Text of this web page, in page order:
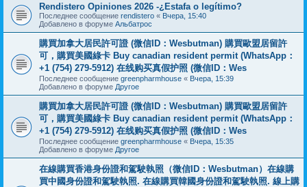
Rendistero Opiniones 2026 -¿Estafa o legítimo?
Последнее сообщение rendistero « Вчера, 15:40
Добавлено в форуме Альбатрос
購買加拿大居民許可證 (微信ID：Wesbutman) 購買歐盟居留許
可，購買美國綠卡 Buy canadian resident permit (WhatsApp：
+1 (754) 279-5912) 在线购买真假护照 (微信ID：Wes
Последнее сообщение greenpharmhouse « Вчера, 15:39
Добавлено в форуме Другое
購買加拿大居民許可證 (微信ID：Wesbutman) 購買歐盟居留許
可，購買美國綠卡 Buy canadian resident permit (WhatsApp：
+1 (754) 279-5912) 在线购买真假护照 (微信ID：Wes
Последнее сообщение greenpharmhouse « Вчера, 15:35
Добавлено в форуме Другое
在線購買香港身份證和駕駛執照（微信ID：Wesbutman）在線購
買中國身份證和駕駛執照. 在線購買韓國身份證和駕駛執照. 線上購